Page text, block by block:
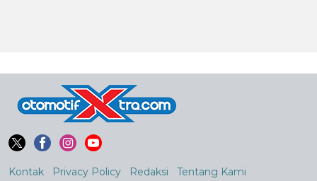
Kontak Privacy Policy Redaksi
Tentang Kami